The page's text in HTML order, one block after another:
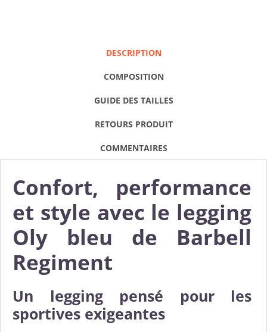
DESCRIPTION
COMPOSITION
GUIDE DES TAILLES
RETOURS PRODUIT
COMMENTAIRES
Confort, performance
et style avec le legging
Oly bleu de Barbell
Regiment
Un legging pensé pour les
sportives exigeantes